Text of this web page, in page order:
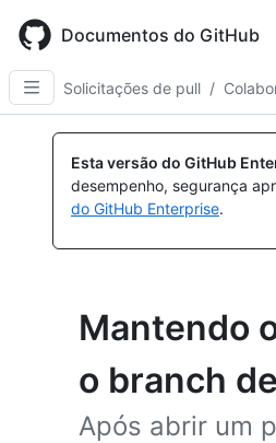
main
content
Documentos do GitHub
Solicitações de pull /
Esta versão do GitHub
desempenho, segurança
do GitHub Enterprise.
Mantendo
o branch
Após abrir um